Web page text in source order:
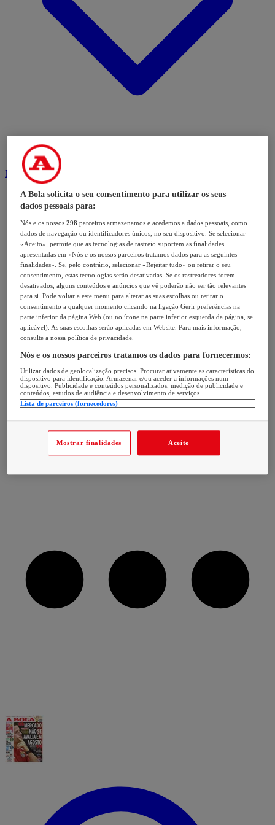
Modalidades
A Bola solicita o seu consentimento para utilizar os seus
dados pessoais para:
Nós e os nossos298 parceiros armazenamos e acedemos a dados pessoais, como
dados de navegação ou identificadores únicos, no seu dispositivo. Se selecionar
«Aceito», permite que as tecnologias de rastreio suportem as finalidades
apresentadas em «Nós e os nossos parceiros tratamos dados para as seguintes
finalidades». Se, pelo contrário, selecionar «Rejeitar tudo» ou retirar o seu
consentimento, estas tecnologias serão desativadas. Se os rastreadores forem
desativados, alguns conteúdos e anúncios que vê poderão não ser tão relevantes
para si. Pode voltar a este menu para alterar as suas escolhas ou retirar o
consentimento a qualquer momento clicando na ligação Gerir preferências na
parte inferior da página Web (ou no ícone na parte inferior esquerda da página, se
aplicável). As suas escolhas serão aplicadas em Website. Para mais informação,
consulte a nossa política de privacidade.
Nós e os nossos parceiros tratamos os dados para fornecermos:
Utilizar dados de geolocalização precisos. Procurar ativamente as características do
dispositivo para identificação. Armazenar e/ou aceder a informações num
dispositivo. Publicidade e conteúdos personalizados, medição de publicidade e
conteúdos, estudos de audiência e desenvolvimento de serviços.
Lista de parceiros (fornecedores)
Mostrar finalidades Aceito